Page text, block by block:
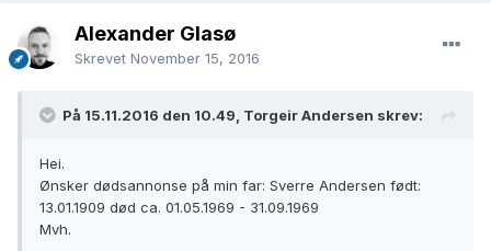
Alexander Glasø
Skrevet November 15, 2016
På 15.11.2016 den 10.49, Torgeir Andersen skrev:
Hei.
Ønsker dødsannonse på min far: Sverre Andersen født:
13.01.1909 død ca. 01.05.1969 - 31.09.1969
Mvh.